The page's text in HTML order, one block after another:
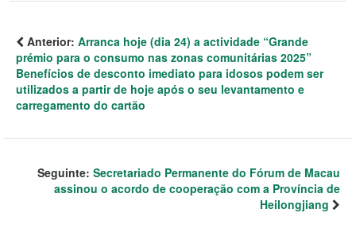
Anterior: Arranca hoje (dia 24) a actividade “Grande
prémio para o consumo nas zonas comunitárias 2025”
Benefícios de desconto imediato para idosos podem ser
utilizados a partir de hoje após o seu levantamento e
carregamento do cartão
Seguinte: Secretariado Permanente do Fórum de Macau
assinou o acordo de cooperação com a Província de
Heilongjiang